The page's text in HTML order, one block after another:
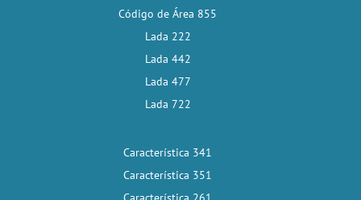
Código de Área 855
Lada 222
Lada 442
Lada 477
Lada 722
Característica 341
Característica 351